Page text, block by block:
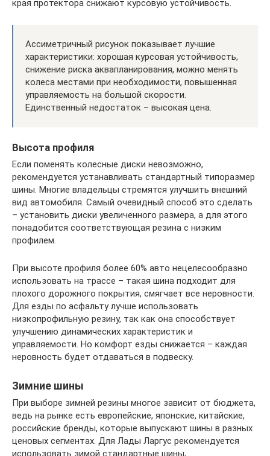
края протектора снижают курсовую устойчивость.
Ассиметричный рисунок показывает лучшие
характеристики: хорошая курсовая устойчивость,
снижение риска аквапланирования, можно менять
колеса местами при необходимости, повышенная
управляемость на большой скорости.
Единственный недостаток – высокая цена.
Высота профиля
Если поменять колесные диски невозможно,
рекомендуется устанавливать стандартный типоразмер
шины. Многие владельцы стремятся улучшить внешний
вид автомобиля. Самый очевидный способ это сделать
– установить диски увеличенного размера, а для этого
понадобится соответствующая резина с низким
профилем.
При высоте профиля более 60% авто нецелесообразно
использовать на трассе – такая шина подходит для
плохого дорожного покрытия, смягчает все неровности.
Для езды по асфальту лучше использовать
низкопрофильную резину, так как она способствует
улучшению динамических характеристик и
управляемости. Но комфорт езды снижается – каждая
неровность будет отдаваться в подвеску.
Зимние шины
При выборе зимней резины многое зависит от бюджета,
ведь на рынке есть европейские, японские, китайские,
российские бренды, которые выпускают шины в разных
ценовых сегментах. Для Лады Ларгус рекомендуется
использовать зимой стандартные шины,